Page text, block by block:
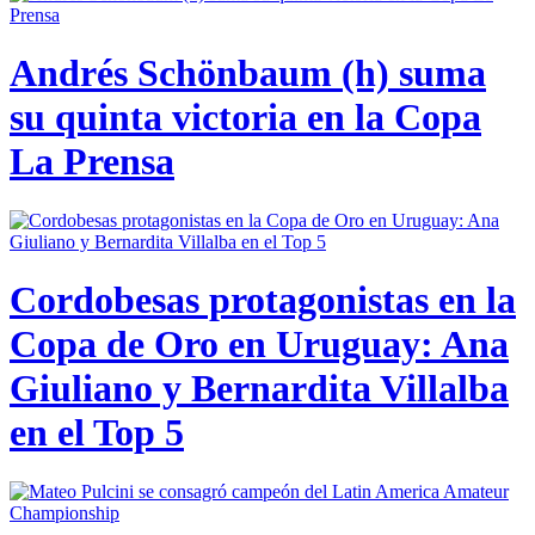
Andrés Schönbaum (h) suma
su quinta victoria en la Copa
La Prensa
Cordobesas protagonistas en la
Copa de Oro en Uruguay: Ana
Giuliano y Bernardita Villalba
en el Top 5